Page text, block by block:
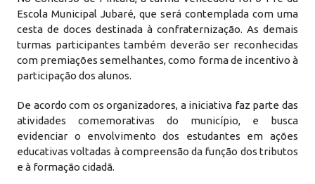
Escola Municipal Jubaré, que será contemplada com uma
cesta de doces destinada à confraternização. As demais
turmas participantes também deverão ser reconhecidas
com premiações semelhantes, como forma de incentivo à
participação dos alunos.
De acordo com os organizadores, a iniciativa faz parte das
atividades comemorativas do município, e busca
evidenciar o envolvimento dos estudantes em ações
educativas voltadas à compreensão da função dos tributos
e à formação cidadã.